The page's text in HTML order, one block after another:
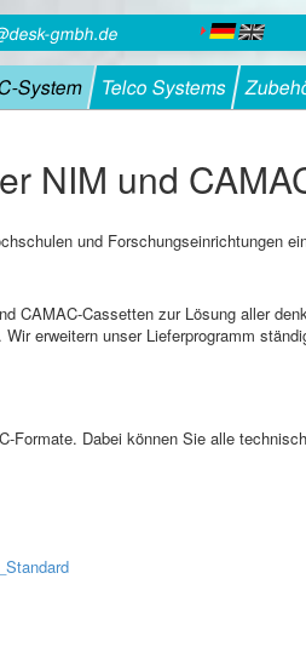
gmbh.de
System Telco Systems
NIM und
und Forschungseinrichtungen
CAMAC-Cassetten zur Lösung aller
erweitern unser Lieferprogramm
Dabei können Sie alle